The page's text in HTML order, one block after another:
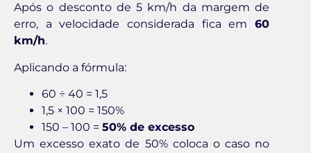
Após o desconto de 5 km/h da margem de
erro, a velocidade considerada fica em 60
km/h.
Aplicando a fórmula:
60 ÷ 40 = 1,5
1,5 × 100 = 150%
150 – 100 = 50% de excesso
Um excesso exato de 50% coloca o caso no